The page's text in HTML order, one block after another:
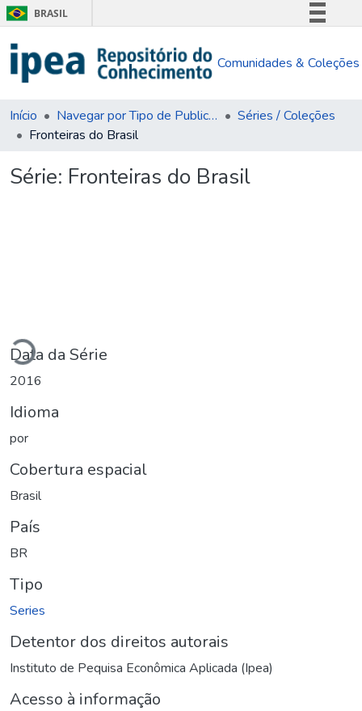
BRASIL
Comunica BR
Acesso à informação
Comunidades & Coleções
Início Navegar por Tipo de Publicação
Séries / Coleções
Fronteiras do Brasil
Série: Fronteiras do Brasil
Carregando...
Data da Série
2016
Idioma
por
Cobertura espacial
Brasil
País
BR
Tipo
Series
Detentor dos direitos autorais
Instituto de Pequisa Econômica Aplicada (Ipea)
Acesso à informação